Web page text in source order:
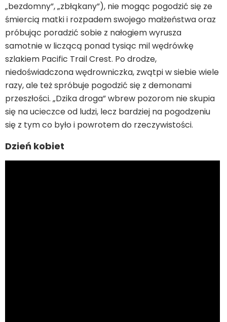
„bezdomny”, „zbłąkany”), nie mogąc pogodzić się ze
śmiercią matki i rozpadem swojego małżeństwa oraz
próbując poradzić sobie z nałogiem wyrusza
samotnie w liczącą ponad tysiąc mil wędrówkę
szlakiem Pacific Trail Crest. Po drodze,
niedoświadczona wędrowniczka, zwątpi w siebie wiele
razy, ale też spróbuje pogodzić się z demonami
przeszłości. „Dzika droga” wbrew pozorom nie skupia
się na ucieczce od ludzi, lecz bardziej na pogodzeniu
się z tym co było i powrotem do rzeczywistości.
Dzień kobiet